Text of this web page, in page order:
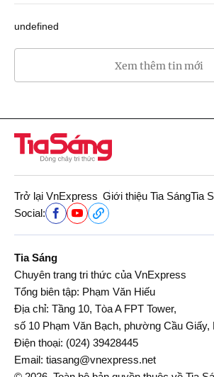
undefined
Xem thêm tin mới
Trở lại VnExpress Giới thiệu Tia SángTia
Social:
Tia Sáng
Chuyên trang tri thức của VnExpress
Tổng biên tập: Phạm Văn Hiếu
Địa chỉ: Tầng 10, Tòa A FPT Tower,
số 10 Phạm Văn Bạch, phường Cầu Giấy,
Điện thoại: (024) 39428445
Email: tiasang@vnexpress.net